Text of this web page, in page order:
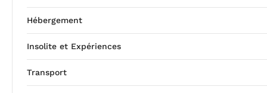
Hébergement
Insolite et Expériences
Transport